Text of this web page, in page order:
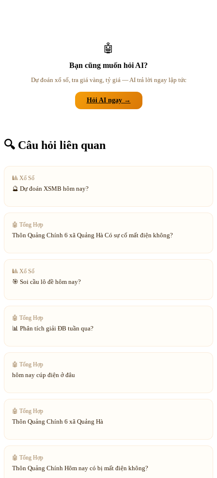
🤖
Bạn cũng muốn hỏi AI?
Dự đoán xổ số, tra giá vàng, tỷ giá — AI trả lời ngay lập tức
Hỏi AI ngay →
🔍 Câu hỏi liên quan
🎱 Xổ Số
🔮 Dự đoán XSMB hôm nay?
🤖 Tổng Hợp
Thôn Quảng Chính 6 xã Quảng Hà Có sự cố mất điện không?
🎱 Xổ Số
🎯 Soi cầu lô đề hôm nay?
🤖 Tổng Hợp
📊 Phân tích giải ĐB tuần qua?
🤖 Tổng Hợp
hôm nay cúp điện ở đâu
🤖 Tổng Hợp
Thôn Quảng Chính 6 xã Quảng Hà
🤖 Tổng Hợp
Thôn Quảng Chính Hôm nay có bị mất điện không?